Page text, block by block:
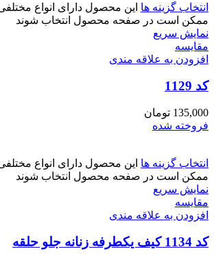
انتخاب گزینه ها این محصول دارای انواع
ممکن است در صفحه محصول انتخاب شوند
نمایش سریع
مقايسه
افزودن به علاقه مندی
کد 1129
135,000 تومان
فروخته شده
انتخاب گزینه ها این محصول دارای انواع
ممکن است در صفحه محصول انتخاب شوند
نمایش سریع
مقايسه
افزودن به علاقه مندی
کد 1134 کیف یکطرفه زنانه جلو حلقه